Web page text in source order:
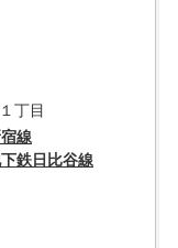
丁目
線
鉄日比谷線